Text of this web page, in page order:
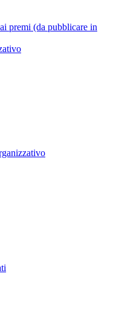
premi (da pubblicare in